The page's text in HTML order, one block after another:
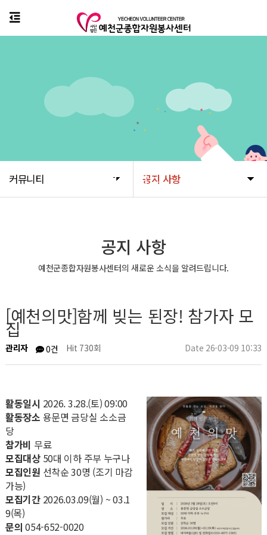
커뮤니티 공지 사항
커뮤니티
공지 사항
예천군종합자원봉사센터의 새로운 소식을 알려드립니다.
[예천의맛]함께 빚는 된장! 참가자 모
집
관리자 0건 Hit 730회 Date 26-03-09 10:33
활동일시 2026. 3.28.(토) 09:00
활동장소 용문면 금당실 소소금
당
참가비 무료
모집대상50대 이하 주부 누구나
모집인원 선착순 30명 (조기 마감
가능)
모집기간2026.03.09(월) ~ 03.1
9(목)
문의 054-652-0020